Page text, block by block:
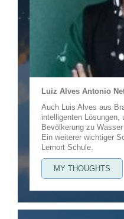
Luiz Alves Antonio
Auch Luis Alves aus
intelligenten Lösungen,
Bevölkerung zu
Ein weiterer wichtiger
Lernort Schule.
MY THOUGHTS